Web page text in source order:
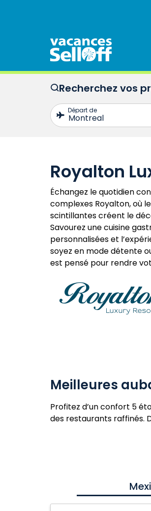
Recherchez vos
Royalton
Échangez le quotidien
complexes Royalton, où
scintillantes créent le
Savourez une cuisine
personnalisées et
soyez en mode détente
est pensé pour rendre
Meilleures
Profitez d’un confort 5
des restaurants raffinés.